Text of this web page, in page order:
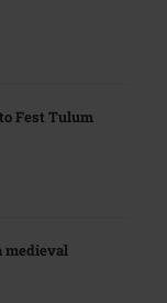
Fest Tulum
medieval